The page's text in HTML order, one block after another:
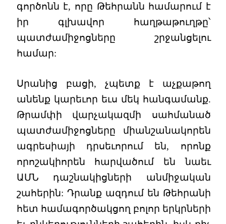
գործոնն է, որը Թեհրանն համարում է
իր գլխավոր հաղթաթուղթը՝
պատժամիջոցները շրջանցելու
համար:
Սրանից բացի, չպետք է աչքաթող
անենք կարեւոր եւս մեկ հանգամանք.
Թրամփի վարչակազմի սահմանած
պատժամիջոցները միանշանակորեն
ագրեսիայի դրսեւորում են, որոնք
որոշակիորեն հարվածում են նաեւ
ԱՄՆ դաշնակիցների անմիջական
շահերին: Դրանք ազդում են Թեհրանի
հետ համագործակցող բոլոր երկրների